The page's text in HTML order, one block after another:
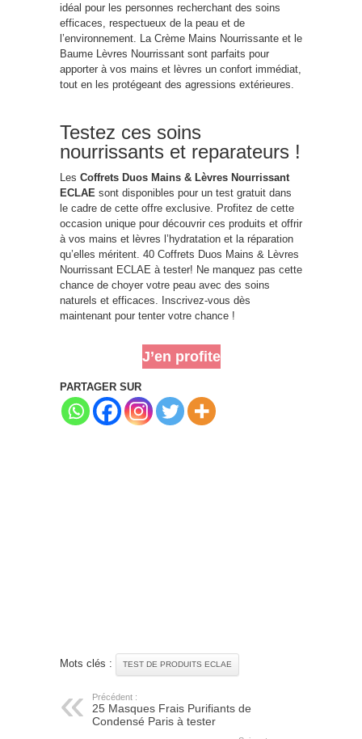
idéal pour les personnes recherchant des soins
efficaces, respectueux de la peau et de
l’environnement. La Crème Mains Nourrissante et le
Baume Lèvres Nourrissant sont parfaits pour
apporter à vos mains et lèvres un confort immédiat,
tout en les protégeant des agressions extérieures.
Testez ces soins
nourrissants et reparateurs !
Les Coffrets Duos Mains & Lèvres Nourrissant
ECLAE sont disponibles pour un test gratuit dans
le cadre de cette offre exclusive. Profitez de cette
occasion unique pour découvrir ces produits et offrir
à vos mains et lèvres l’hydratation et la réparation
qu’elles méritent. 40 Coffrets Duos Mains & Lèvres
Nourrissant ECLAE à tester! Ne manquez pas cette
chance de choyer votre peau avec des soins
naturels et efficaces. Inscrivez-vous dès
maintenant pour tenter votre chance !
J’en profite
PARTAGER SUR
Mots clés : TEST DE PRODUITS ECLAE
Précédent :
25 Masques Frais Purifiants de
Condensé Paris à tester